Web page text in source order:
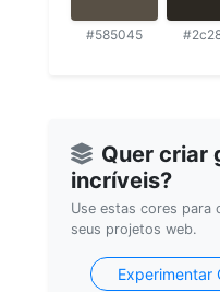
#585045
Quer criar
incríveis?
Use estas cores para
seus projetos web.
Experimentar